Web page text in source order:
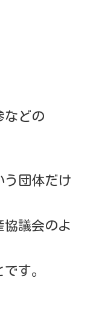
などの
う団体だけ
協議会のよ
す。